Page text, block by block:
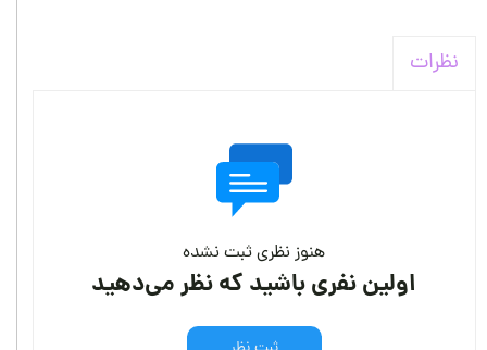
نظرات
هنوز نظری ثبت نشده
اولین نفری باشید که نظر می‌دهید